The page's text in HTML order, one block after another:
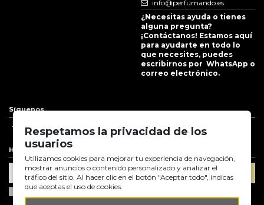
info@perfumando.es
¿Necesitas ayuda o tienes
alguna pregunta?
¡Contáctanos! Estamos aquí
para ayudarte en todo lo
que necesites, puedes
escribirnos por WhatsApp o
correo electrónico.
Síguenos
Hoja informativa
Acepto las condiciones generales y la política de confidencialidad
Respetamos la privacidad de los
usuarios
Utilizamos cookies para mejorar tu experiencia de navegación,
mostrar anuncios o contenido personalizado y analizar el
tráfico del sitio. Al hacer clic en el botón "Aceptar todo", indicas
que aceptas el uso de cookies.